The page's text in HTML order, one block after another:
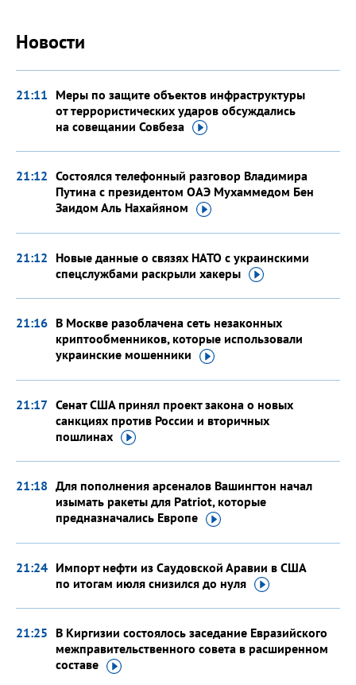
Новости
21:11 Меры по защите объектов инфраструктуры
от террористических ударов обсуждались
на совещании Совбеза
21:12 Состоялся телефонный разговор Владимира
Путина с президентом ОАЭ Мухаммедом Бен
Заидом Аль Нахайяном
21:12 Новые данные о связях НАТО с украинскими
спецслужбами раскрыли хакеры
21:16 В Москве разоблачена сеть незаконных
криптообменников, которые использовали
украинские мошенники
21:17 Сенат США принял проект закона о новых
санкциях против России и вторичных
пошлинах
21:18 Для пополнения арсеналов Вашингтон начал
изымать ракеты для Patriot, которые
предназначались Европе
21:24 Импорт нефти из Саудовской Аравии в США
по итогам июля снизился до нуля
21:25 В Киргизии состоялось заседание Евразийского
межправительственного совета в расширенном
составе